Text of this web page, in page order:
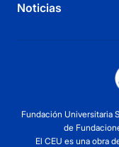
Noticias
Fundación Universitaria
de
El CEU es una obra